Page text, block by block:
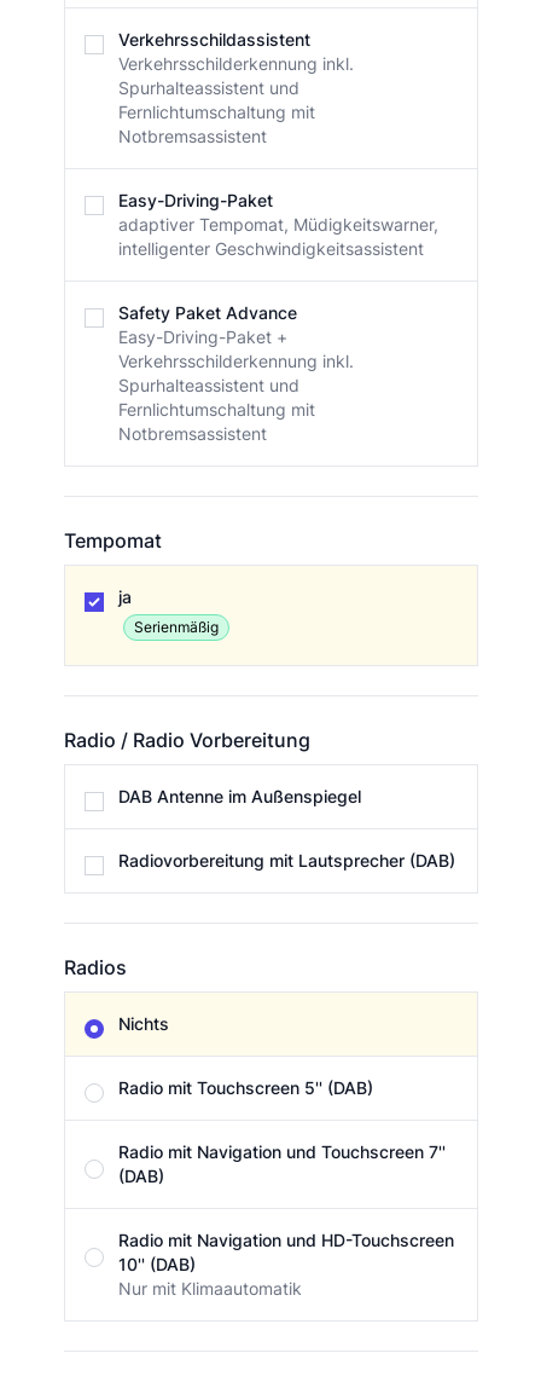
Verkehrsschildassistent
Verkehrsschilderkennung inkl.
Spurhalteassistent und
Fernlichtumschaltung mit
Notbremsassistent
Easy-Driving-Paket
adaptiver Tempomat, Müdigkeitswarner,
intelligenter Geschwindigkeitsassistent
Safety Paket Advance
Easy-Driving-Paket +
Verkehrsschilderkennung inkl.
Spurhalteassistent und
Fernlichtumschaltung mit
Notbremsassistent
Tempomat
ja
Serienmäßig
Radio / Radio Vorbereitung
DAB Antenne im Außenspiegel
Radiovorbereitung mit Lautsprecher (DAB)
Radios
Nichts
Radio mit Touchscreen 5'' (DAB)
Radio mit Navigation und Touchscreen 7''
(DAB)
Radio mit Navigation und HD-Touchscreen
10'' (DAB)
Nur mit Klimaautomatik